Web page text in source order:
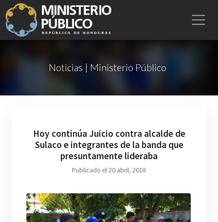
Noticias | Ministerio Público
Hoy continúa Juicio contra alcalde de
Sulaco e integrantes de la banda que
presuntamente lideraba
Publicado el 20 abril, 2018